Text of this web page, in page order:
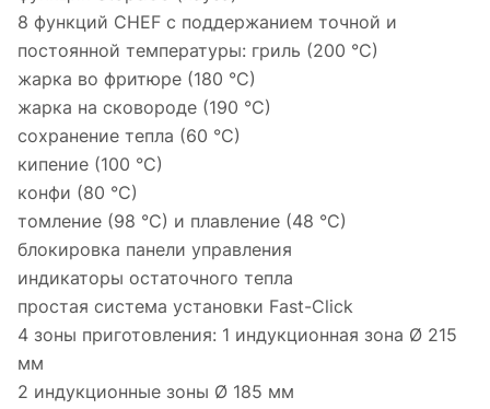
8 функций CHEF с поддержанием точной и
постоянной температуры: гриль (200 °С)
жарка во фритюре (180 °С)
жарка на сковороде (190 °С)
сохранение тепла (60 °С)
кипение (100 °С)
конфи (80 °С)
томление (98 °С) и плавление (48 °С)
блокировка панели управления
индикаторы остаточного тепла
простая система установки Fast-Click
4 зоны приготовления: 1 индукционная зона Ø 215
мм
2 индукционные зоны Ø 185 мм